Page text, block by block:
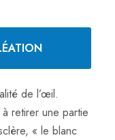
de l’œil.
à retirer une partie
« le blanc